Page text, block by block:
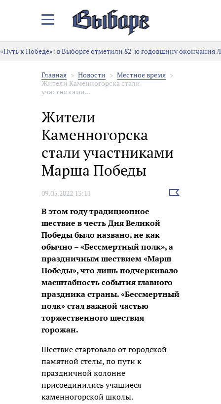
Закрыть/
меню
«Путь к Победе»: в Выборге отметили 82-ю годовщину окончания
Главная Новости
Местное время
Жители Каменногорска стали
участниками...
Жители
Каменногорска
стали участниками
Марша Победы
09.05.2022 13:11
Выбрать
В этом году традиционное
шествие в честь Дня Великой
Победы было названо, не как
обычно – «Бессмертный полк», а
праздничным шествием «Марш
Победы», что лишь подчеркивало
масштабность события главного
праздника страны. «Бессмертный
полк» стал важной частью
торжественного шествия
горожан.
Шествие стартовало от городской
памятной стелы, по пути к
праздничной колонне
присоединились учащиеся
каменногорской школы.